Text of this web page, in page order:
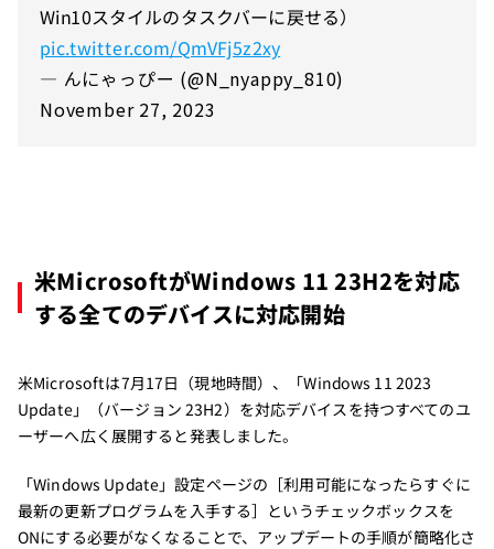
Win10スタイルのタスクバーに戻せる）
pic.twitter.com/QmVFj5z2xy
— んにゃっぴー (@N_nyappy_810)
November 27, 2023
米MicrosoftがWindows 11 23H2を対応
する全てのデバイスに対応開始
米Microsoftは7月17日（現地時間）、「Windows 11 2023
Update」（バージョン 23H2）を対応デバイスを持つすべてのユ
ーザーへ広く展開すると発表しました。
「Windows Update」設定ページの［利用可能になったらすぐに
最新の更新プログラムを入手する］というチェックボックスを
ONにする必要がなくなることで、アップデートの手順が簡略化さ